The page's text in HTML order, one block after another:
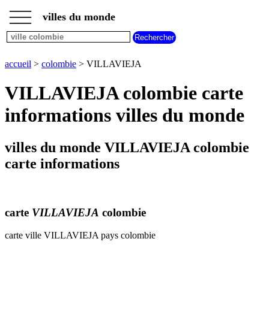
accueil
villes
colombie
VILLAVIEJA
VILLAVIEJA
___
___ villes du monde
accueil > colombie > VILLAVIEJA
VILLAVIEJA colombie carte
informations villes du monde
villes du monde VILLAVIEJA colombie
carte informations
carte VILLAVIEJA colombie
carte ville VILLAVIEJA pays colombie